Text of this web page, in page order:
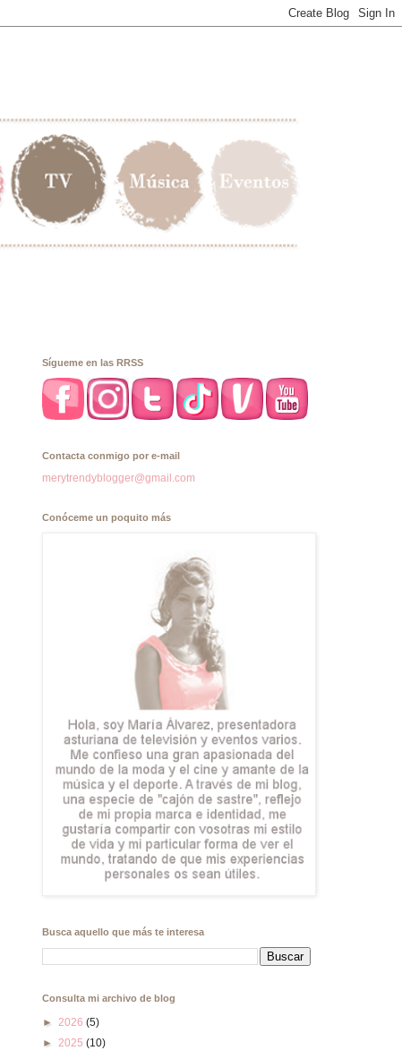
Sígueme en las RRSS
Contacta conmigo por e-mail
merytrendyblogger@gmail.com
Conóceme un poquito más
Busca aquello que más te interesa
Consulta mi archivo de blog
► 2026 (5)
► 2025 (10)